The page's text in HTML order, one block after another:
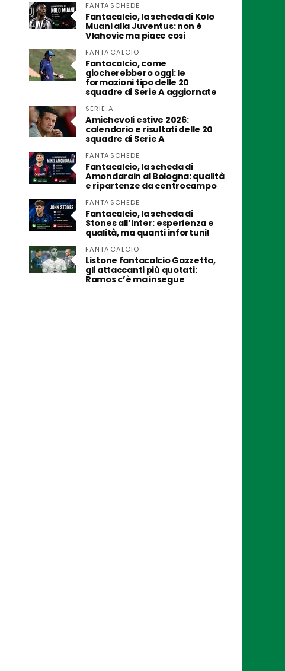
FANTASCHEDE
Fantacalcio, la scheda di Kolo
Muani alla Juventus: non è
Vlahovic ma piace così
FANTACALCIO
Fantacalcio, come
giocherebbero oggi: le
formazioni tipo delle 20
squadre di Serie A aggiornate
SERIE A
Amichevoli estive 2026:
calendario e risultati delle 20
squadre di Serie A
FANTASCHEDE
Fantacalcio, la scheda di
Amondarain al Bologna: qualità
e ripartenze da centrocampo
FANTASCHEDE
Fantacalcio, la scheda di
Stones all’Inter: esperienza e
qualità, ma quanti infortuni!
FANTACALCIO
Listone fantacalcio Gazzetta,
gli attaccanti più quotati:
Ramos c’è ma insegue